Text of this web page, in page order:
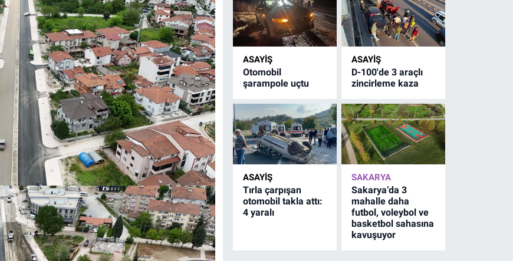
ASAYİŞ
Otomobil
şarampole uçtu
ASAYİŞ
D-100'de 3 araçlı
zincirleme kaza
ASAYİŞ
Tırla çarpışan
otomobil takla attı:
4 yaralı
SAKARYA
Sakarya’da 3
mahalle daha
futbol, voleybol ve
basketbol sahasına
kavuşuyor